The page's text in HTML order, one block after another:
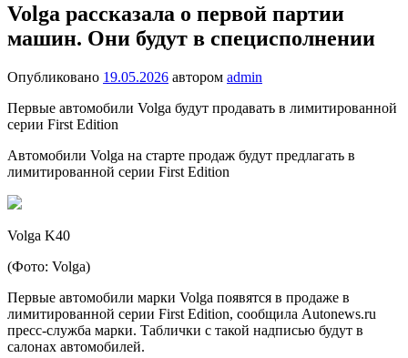
Volga рассказала о первой партии
машин. Они будут в специсполнении
Опубликовано 19.05.2026 автором admin
Первые автомобили Volga будут продавать в лимитированной
серии First Edition
Автомобили Volga на старте продаж будут предлагать в
лимитированной серии First Edition
Volga K40
(Фото: Volga)
Первые автомобили марки Volga появятся в продаже в
лимитированной серии First Edition, сообщила Autonews.ru
пресс-служба марки. Таблички с такой надписью будут в
салонах автомобилей.